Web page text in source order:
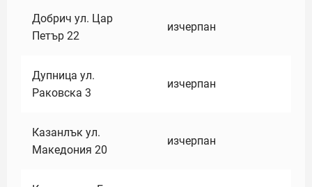
Добрич ул. Цар
Петър 22
изчерпан
Дупница ул.
Раковска 3
изчерпан
Казанлък ул.
Македония 20
изчерпан